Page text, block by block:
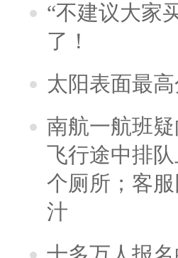
“不建议大家
了！
太阳表面最
南航一航班
飞行途中排
个厕所；客
汁